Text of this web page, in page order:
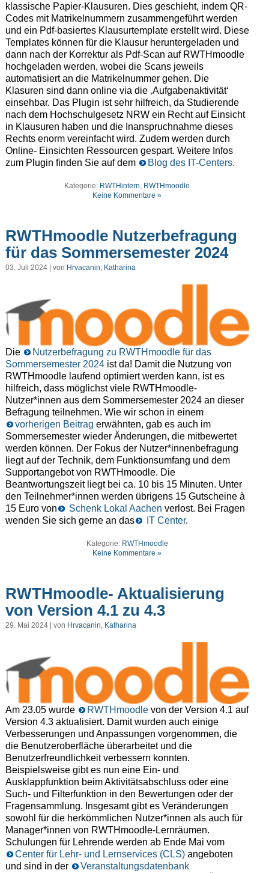
klassische Papier-Klausuren. Dies geschieht, indem QR-
Codes mit Matrikelnummern zusammengeführt werden
und ein Pdf-basiertes Klausurtemplate erstellt wird. Diese
Templates können für die Klausur heruntergeladen und
dann nach der Korrektur als Pdf-Scan auf RWTHmoodle
hochgeladen werden, wobei die Scans jeweils
automatisiert an die Matrikelnummer gehen. Die
Klasuren sind dann online via die ‚Aufgabenaktivität‘
einsehbar. Das Plugin ist sehr hilfreich, da Studierende
nach dem Hochschulgesetz NRW ein Recht auf Einsicht
in Klausuren haben und die Inanspruchnahme dieses
Rechts enorm vereinfacht wird. Zudem werden durch
Online- Einsichten Ressourcen gespart. Weitere Infos
zum Plugin finden Sie auf dem
Blog des IT-Centers.
Kategorie: RWTHintern, RWTHmoodle
Keine Kommentare »
RWTHmoodle Nutzerbefragung
für das Sommersemester 2024
03. Juli 2024 | von Hrvacanin, Katharina
Die
Nutzerbefragung zu RWTHmoodle für das
Sommersemester 2024ist da! Damit die Nutzung von
RWTHmoodle laufend optimiert werden kann, ist es
hilfreich, dass möglichst viele RWTHmoodle-
Nutzer*innen aus dem Sommersemester 2024 an dieser
Befragung teilnehmen. Wie wir schon in einem
vorherigen Beitrag erwähnten, gab es auch im
Sommersemester wieder Änderungen, die mitbewertet
werden können. Der Fokus der Nutzer*innenbefragung
liegt auf der Technik, dem Funktionsumfang und dem
Supportangebot von RWTHmoodle. Die
Beantwortungszeit liegt bei ca. 10 bis 15 Minuten. Unter
den Teilnehmer*innen werden übrigens 15 Gutscheine à
15 Euro von
Schenk Lokal Aachen verlost. Bei Fragen
wenden Sie sich gerne an das
IT Center.
Kategorie: RWTHmoodle
Keine Kommentare »
RWTHmoodle- Aktualisierung
von Version 4.1 zu 4.3
29. Mai 2024 | von Hrvacanin, Katharina
Am 23.05 wurde RWTHmoodlevon der Version 4.1 auf
Version 4.3 aktualisiert. Damit wurden auch einige
Verbesserungen und Anpassungen vorgenommen, die
die Benutzeroberfläche überarbeitet und die
Benutzerfreundlichkeit verbessern konnten.
Beispielsweise gibt es nun eine Ein- und
Ausklappfunktion beim Aktivitätsabschluss oder eine
Such- und Filterfunktion in den Bewertungen oder der
Fragensammlung. Insgesamt gibt es Veränderungen
sowohl für die herkömmlichen Nutzer*innen als auch für
Manager*innen von RWTHmoodle-Lernräumen.
Schulungen für Lehrende werden ab Ende Mai vom
Center für Lehr- und Lernservices (CLS)angeboten
und sind in der
Veranstaltungsdatenbank